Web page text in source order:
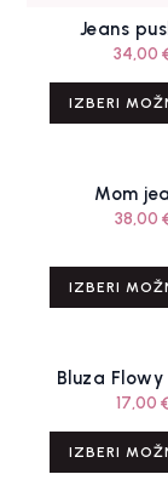
Jeans
34,00
IZBERI
Mom
38,00
IZBERI
Bluza
17,00 €
IZBERI